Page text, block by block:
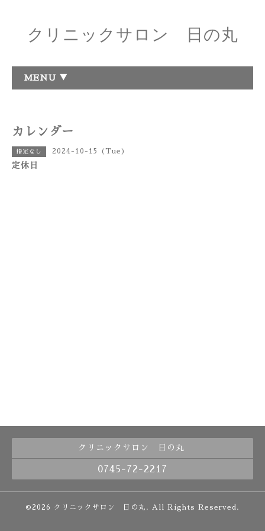
クリニックサロン 日の丸
MENU ▼
カレンダー
指定なし 2024-10-15 (Tue)
定休日
クリニックサロン 日の丸
0745-72-2217
©2026 クリニックサロン 日の丸 . All Rights Reserved.